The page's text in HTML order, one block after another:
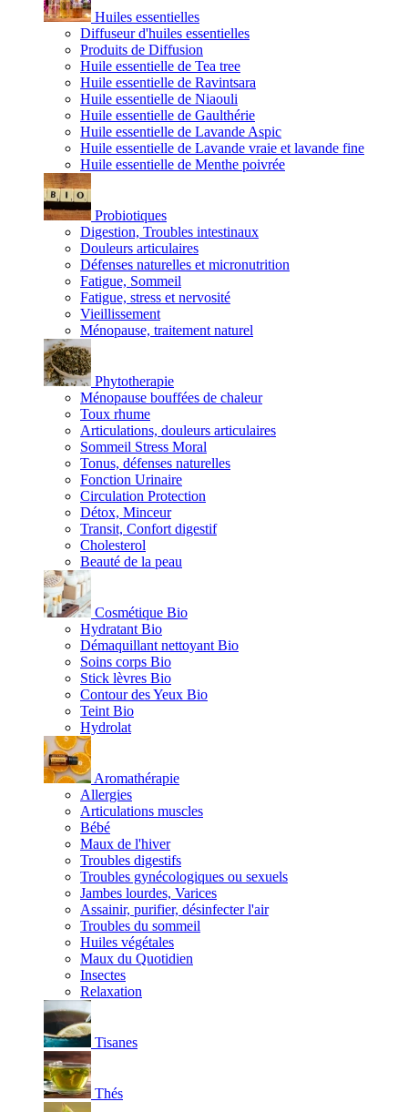
Huiles essentielles
Diffuseur d'huiles essentielles
Produits de Diffusion
Huile essentielle de Tea tree
Huile essentielle de Ravintsara
Huile essentielle de Niaouli
Huile essentielle de Gaulthérie
Huile essentielle de Lavande Aspic
Huile essentielle de Lavande vraie et lavande fine
Huile essentielle de Menthe poivrée
Probiotiques
Digestion, Troubles intestinaux
Douleurs articulaires
Défenses naturelles et micronutrition
Fatigue, Sommeil
Fatigue, stress et nervosité
Vieillissement
Ménopause, traitement naturel
Phytotherapie
Ménopause bouffées de chaleur
Toux rhume
Articulations, douleurs articulaires
Sommeil Stress Moral
Tonus, défenses naturelles
Fonction Urinaire
Circulation Protection
Détox, Minceur
Transit, Confort digestif
Cholesterol
Beauté de la peau
Cosmétique Bio
Hydratant Bio
Démaquillant nettoyant Bio
Soins corps Bio
Stick lèvres Bio
Contour des Yeux Bio
Teint Bio
Hydrolat
Aromathérapie
Allergies
Articulations muscles
Bébé
Maux de l'hiver
Troubles digestifs
Troubles gynécologiques ou sexuels
Jambes lourdes, Varices
Assainir, purifier, désinfecter l'air
Troubles du sommeil
Huiles végétales
Maux du Quotidien
Insectes
Relaxation
Tisanes
Thés